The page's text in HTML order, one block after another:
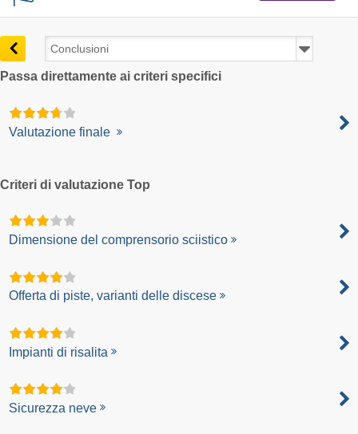
Passa direttamente ai criteri specifici
Valutazione finale
Criteri di valutazione Top
Dimensione del comprensorio sciistico
Offerta di piste, varianti delle discese
Impianti di risalita
Sicurezza neve